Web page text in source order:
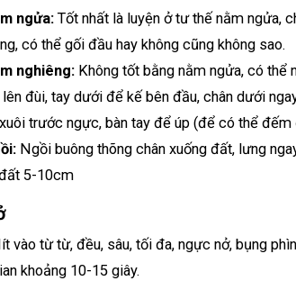
ngửa:Tốt nhất là luyện ở tư thế nằm ngửa,
có thể gối đầu hay không cũng không sao.
nghiêng: Không tốt bằng nằm ngửa, có thể
đùi, tay dưới để kế bên đầu, chân dưới
xuôi trước ngực, bàn tay để úp (để có thể đếm
Ngồi buông thõng chân xuống đất, lưng
5-10cm
vào từ từ, đều, sâu, tối đa, ngực nở, bụng
khoảng 10-15 giây.